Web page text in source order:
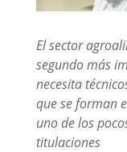
El sector
segundo más
necesita
que se forman
uno de los
titulaciones